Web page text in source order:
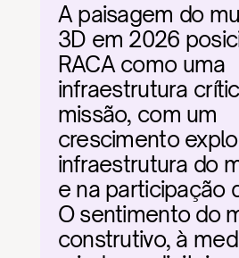
A paisagem do
3D em 2026
RACA como uma
infraestrutura
missão, com um
crescimento
infraestrutura do
e na participação
O sentimento do
construtivo, à